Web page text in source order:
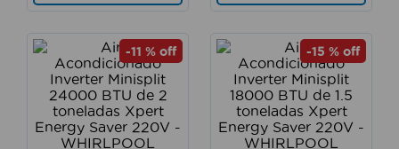
-11 % off -15 % off